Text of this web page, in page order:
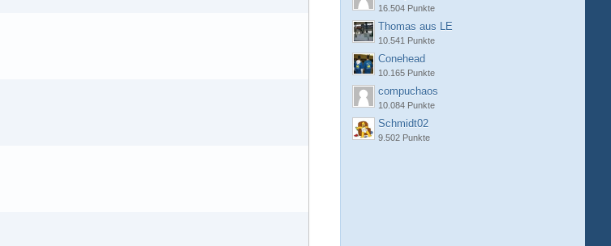
16.504 Punkte
Thomas aus LE
10.541 Punkte
Conehead
10.165 Punkte
compuchaos
10.084 Punkte
Schmidt02
9.502 Punkte